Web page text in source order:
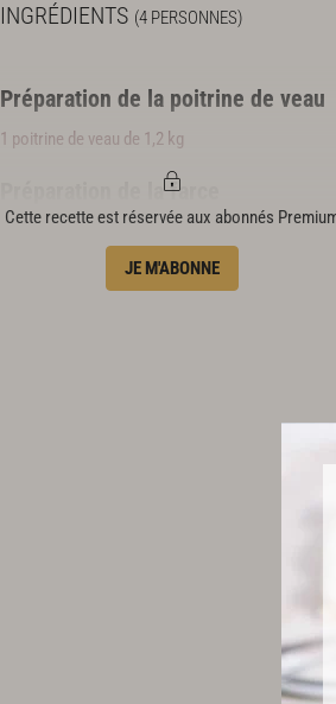
INGRÉDIENTS (4 PERSONNES)
Préparation de la poitrine de veau
1 poitrine de veau de 1,2 kg
Préparation de la farce
Cette recette est réservée aux abonnés
JE M'ABONNE